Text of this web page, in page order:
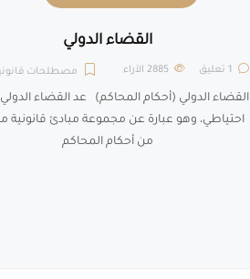
القضاء الدولي
مصطلحات 1 تعليق الآراء
القضاء الدولي (أحكام المحاكم) عد القضاء
احتياطي، وهو عبارة عن مجموعة مبادئ قانونية
من أحكام المحاكم